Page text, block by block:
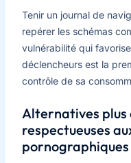
Tenir un journal de
repérer les schémas
vulnérabilité qui
déclencheurs est la
contrôle de sa
Alternatives plus
respectueuses